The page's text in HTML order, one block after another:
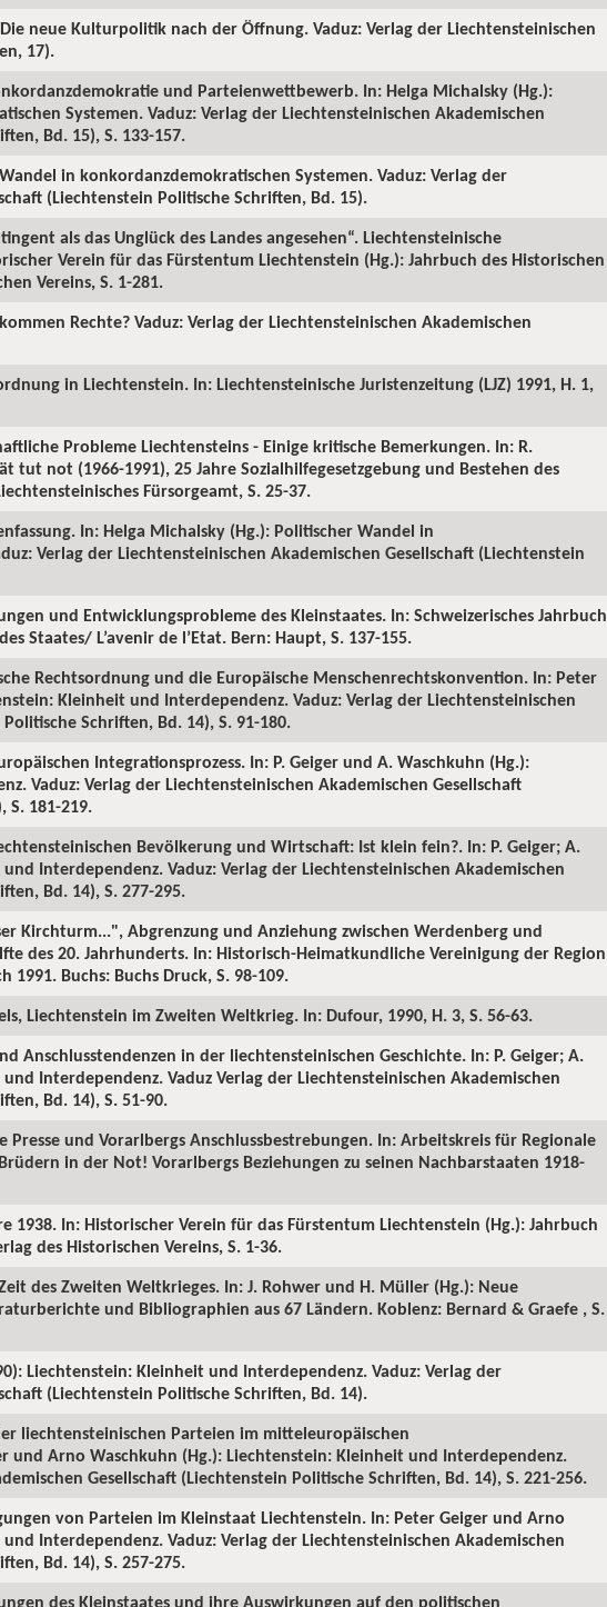
neue Kulturpolitik nach der Öffnung. Vaduz: Verlag der Liechtensteinischen
17).
und Parteienwettbewerb. In: Helga Michalsky (Hg.):
Systemen. Vaduz: Verlag der Liechtensteinischen Akademischen
Bd. 15), S. 133-157.
in konkordanzdemokratischen Systemen. Vaduz: Verlag der
(Liechtenstein Politische Schriften, Bd. 15).
als das Unglück des Landes angesehen“. Liechtensteinische
Verein für das Fürstentum Liechtenstein (Hg.): Jahrbuch des Historischen
Vereins, S. 1-281.
Rechte? Vaduz: Verlag der Liechtensteinischen Akademischen
in Liechtenstein. In: Liechtensteinische Juristenzeitung (LJZ) 1991, H. 1,
Probleme Liechtensteins - Einige kritische Bemerkungen. In: R.
tut not (1966-1991), 25 Jahre Sozialhilfegesetzgebung und Bestehen des
Fürsorgeamt, S. 25-37.
In: Helga Michalsky (Hg.): Politischer Wandel in
Verlag der Liechtensteinischen Akademischen Gesellschaft (Liechtenstein
und Entwicklungsprobleme des Kleinstaates. In: Schweizerisches Jahrbuch
Staates/ L’avenir de l’Etat. Bern: Haupt, S. 137-155.
Rechtsordnung und die Europäische Menschenrechtskonvention. In: Peter
Kleinheit und Interdependenz. Vaduz: Verlag der Liechtensteinischen
Schriften, Bd. 14), S. 91-180.
Integrationsprozess. In: P. Geiger und A. Waschkuhn (Hg.):
Vaduz: Verlag der Liechtensteinischen Akademischen Gesellschaft
S. 181-219.
Bevölkerung und Wirtschaft: Ist klein fein?. In: P. Geiger; A.
Interdependenz. Vaduz: Verlag der Liechtensteinischen Akademischen
Bd. 14), S. 277-295.
Kirchturm...", Abgrenzung und Anziehung zwischen Werdenberg und
des 20. Jahrhunderts. In: Historisch-Heimatkundliche Vereinigung der Region
Buchs: Buchs Druck, S. 98-109.
Liechtenstein im Zweiten Weltkrieg. In: Dufour, 1990, H. 3, S. 56-63.
Anschlusstendenzen in der liechtensteinischen Geschichte. In: P. Geiger; A.
Interdependenz. Vaduz Verlag der Liechtensteinischen Akademischen
Bd. 14), S. 51-90.
Presse und Vorarlbergs Anschlussbestrebungen. In: Arbeitskreis für Regionale
in der Not! Vorarlbergs Beziehungen zu seinen Nachbarstaaten 1918-
1938. In: Historischer Verein für das Fürstentum Liechtenstein (Hg.): Jahrbuch
des Historischen Vereins, S. 1-36.
des Zweiten Weltkrieges. In: J. Rohwer und H. Müller (Hg.): Neue
und Bibliographien aus 67 Ländern. Koblenz: Bernard & Graefe , S.
Liechtenstein: Kleinheit und Interdependenz. Vaduz: Verlag der
(Liechtenstein Politische Schriften, Bd. 14).
liechtensteinischen Parteien im mitteleuropäischen
und Arno Waschkuhn (Hg.): Liechtenstein: Kleinheit und Interdependenz.
Gesellschaft (Liechtenstein Politische Schriften, Bd. 14), S. 221-256.
von Parteien im Kleinstaat Liechtenstein. In: Peter Geiger und Arno
Interdependenz. Vaduz: Verlag der Liechtensteinischen Akademischen
Bd. 14), S. 257-275.
des Kleinstaates und ihre Auswirkungen auf den politischen